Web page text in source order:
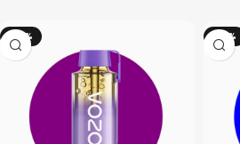
-14% -14%